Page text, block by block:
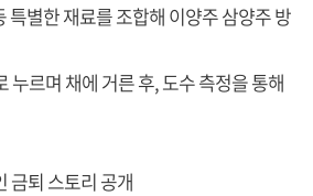
특별한 재료를 조합해 이양주 삼양주 방
누르며 채에 거른 후, 도수 측정을 통해
금퇴 스토리 공개